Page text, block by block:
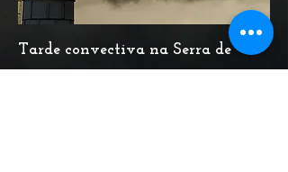
Tarde convectiva na Serra de